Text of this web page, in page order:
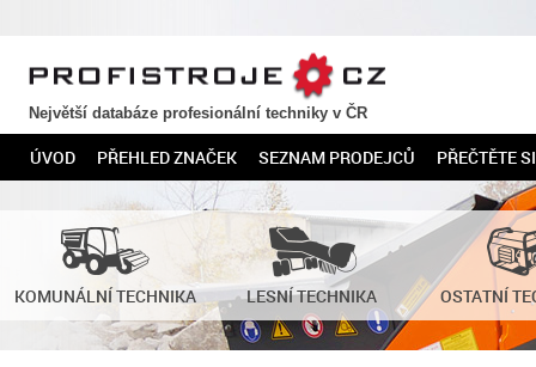
PROFISTROJE.CZ
Největší databáze profesionální techniky v ČR
ÚVOD PŘEHLED ZNAČEK SEZNAM PRODEJCŮ PŘEČTĚTE SI
KOMUNÁLNÍ TECHNIKA LESNÍ TECHNIKA OSTATNÍ